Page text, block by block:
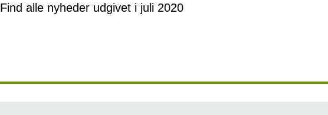
Find alle nyheder udgivet i juli 2020